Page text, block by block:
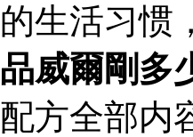
的生活习惯
品威爾剛多
配方全部内